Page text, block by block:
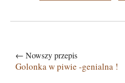
← Nowszy przepis
Golonka w piwie -genialna !